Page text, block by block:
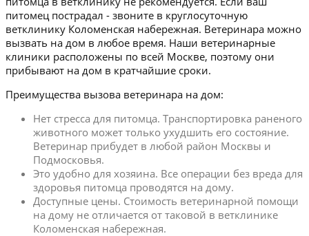
питомец пострадал - звоните в круглосуточную
ветклинику Коломенская набережная. Ветеринара можно
вызвать на дом в любое время. Наши ветеринарные
клиники расположены по всей Москве, поэтому они
прибывают на дом в кратчайшие сроки.
Преимущества вызова ветеринара на дом:
Нет стресса для питомца. Транспортировка раненого
животного может только ухудшить его состояние.
Ветеринар прибудет в любой район Москвы и
Подмосковья.
Это удобно для хозяина. Все операции без вреда для
здоровья питомца проводятся на дому.
Доступные цены. Стоимость ветеринарной помощи
на дому не отличается от таковой в ветклинике
Коломенская набережная.